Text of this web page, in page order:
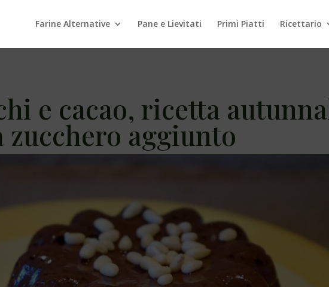
Farine Alternative Pane e Lievitati Primi Piatti Ricettario
e cacao, ricetta
zucchero aggiunto